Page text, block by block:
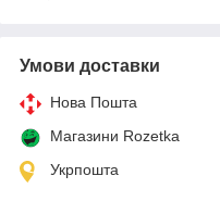
Умови доставки
Нова Пошта
Магазини Rozetka
Укрпошта